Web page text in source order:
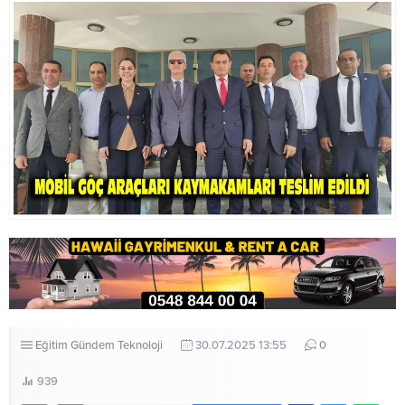
büyük memnuniyet duyduğunu...
görüşmelerinde,
Cumhurbaşkanının duyarlı
davrandığını, soruna çözüm
üretilmesi gerektiğini söylediğini
belirtti ve...
Eğitim Gündem Teknoloji 30.07.2025 13:55 0
939